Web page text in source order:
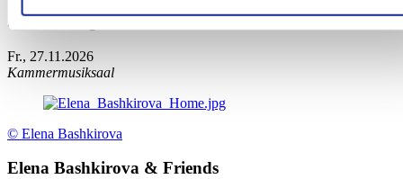
»Große Fuge«
Fr., 27.11.2026
Kammermusiksaal
© Elena Bashkirova
Elena Bashkirova & Friends